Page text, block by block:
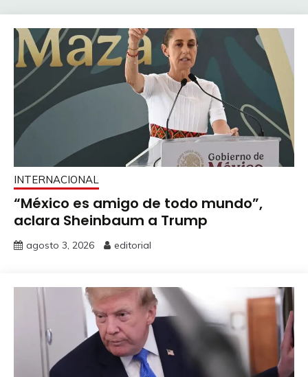
INTERNACIONAL
“México es amigo de todo mundo”,
aclara Sheinbaum a Trump
agosto 3, 2026 editorial